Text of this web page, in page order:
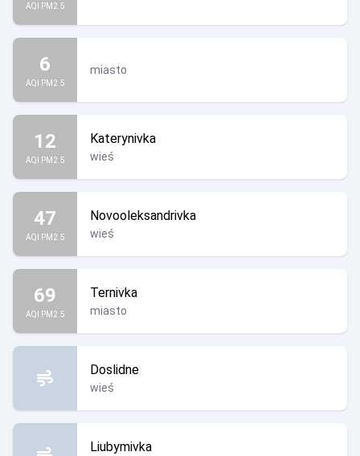
AQI PM2.5
6
AQI PM2.5
miasto
12
AQI PM2.5
Katerynivka
wieś
47
AQI PM2.5
Novooleksandrivka
wieś
69
AQI PM2.5
Ternivka
miasto
Doslidne
wieś
Liubymivka